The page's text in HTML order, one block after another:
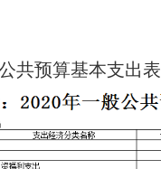
共预算基本支出表